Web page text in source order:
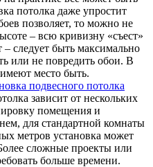
потолка даже упростит
позволяет, то можно не
– всю кривизну «съест»
следует быть максимально
или не повредить обои. В
место быть.
подвесного потолка
зависит от нескольких
помещения и
для стандартной комнаты
метров установка может
сложные проекты или
больше времени.